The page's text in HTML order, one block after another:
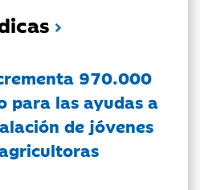
970.000
para las ayudas a
de jóvenes